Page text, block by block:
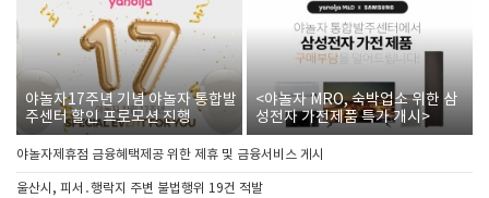
야놀자17주년 기념 야놀자 통합발
주센터 할인 프로모션 진행
<야놀자 MRO, 숙박업소 위한 삼
성전자 가전제품 특가 개시>
야놀자제휴점 금융혜택제공 위한 제휴 및 금융서비스 게시
울산시, 피서․행락지 주변 불법행위 19건 적발